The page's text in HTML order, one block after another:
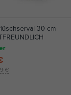
30 cm
€